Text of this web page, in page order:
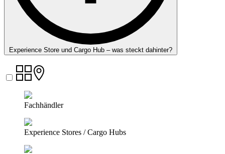
Experience Store und Cargo Hub – was steckt dahinter?
Fachhändler
Experience Stores / Cargo Hubs